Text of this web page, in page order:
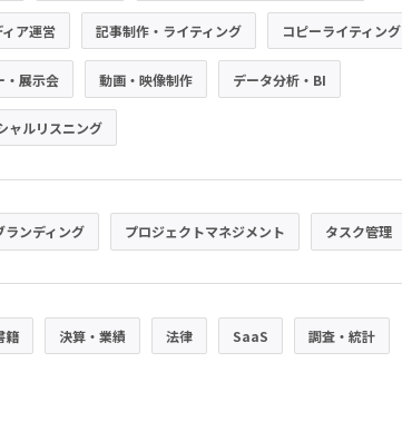
ア運営 記事制作・ライティング コピーライティング
・展示会 動画・映像制作 データ分析・BI
ャルリスニング
ランディング プロジェクトマネジメント タスク管理
籍 決算・業績 法律 SaaS 調査・統計